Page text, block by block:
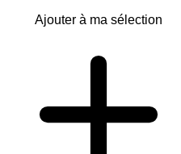
Ajouter à ma sélection